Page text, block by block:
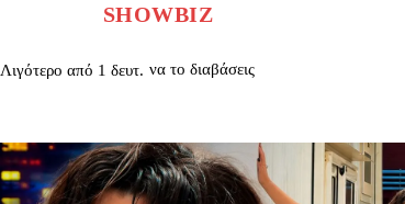
SHOWBIZ
Λιγότερο από 1 δευτ. να το διαβάσεις